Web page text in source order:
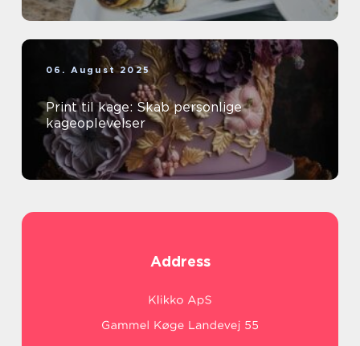
06. August 2025
Print til kage: Skab personlige
kageoplevelser
Address